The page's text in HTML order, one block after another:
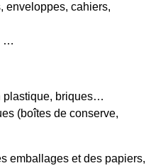
enveloppes, cahiers,
…
plastique, briques…
(boîtes de conserve,
emballages et des papiers,